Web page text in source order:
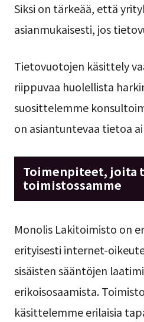
Siksi on tärkeää, että
asianmukaisesti, jos
Tietovuotojen käsittely
riippuvaa huolellista
suosittelemme
on asiantuntevaa tietoa
Toimenpiteet, joita
toimistossamme
Monolis Lakitoimisto on
erityisesti internet-
sisäisten sääntöjen
erikoisosaamista.
käsittelemme erilaisia